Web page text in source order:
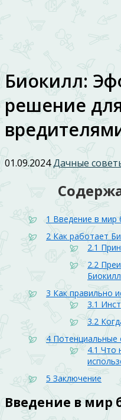
Биокилл:
решение
01.09.2024Дачные
1 Введение в мир
2 Как работает
2.1
2.2
3 Как правильно
3.1
3.2
4 Потенциальные
4.1 Что
5 Заключение
Введение в мир